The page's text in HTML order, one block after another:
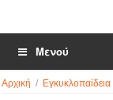
Μενού
Αρχική / Εγκυκλοπαίδεια